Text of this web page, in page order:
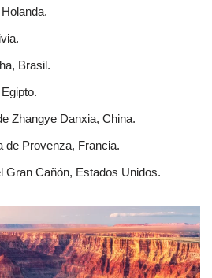
Brasil.
Zhangye Danxia, China.
de Provenza, Francia.
Gran Cañón, Estados Unidos.